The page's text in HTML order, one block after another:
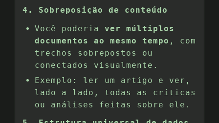
4. Sobreposição de conteúdo
Você poderia ver múltiplos
documentos ao mesmo tempo , com
trechos sobrepostos ou
conectados visualmente.
Exemplo: ler um artigo e ver,
lado a lado, todas as críticas
ou análises feitas sobre ele.